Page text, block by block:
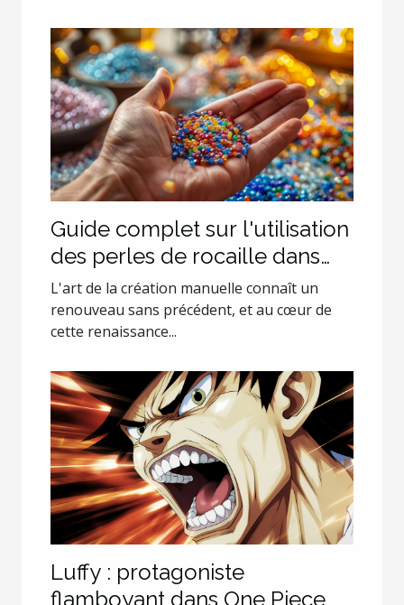
Guide complet sur l'utilisation
des perles de rocaille dans
les projets de création
L'art de la création manuelle connaît un
renouveau sans précédent, et au cœur de
cette renaissance...
Luffy : protagoniste
flamboyant dans One Piece